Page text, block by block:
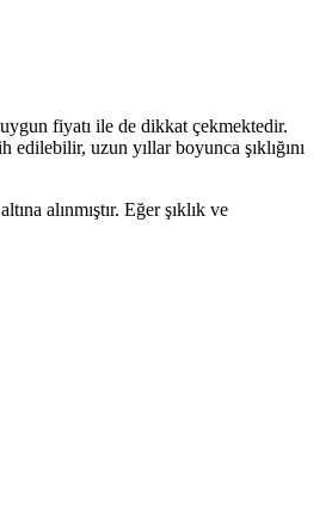
fiyatı ile de dikkat çekmektedir.
uzun yıllar boyunca şıklığını
alınmıştır. Eğer şıklık ve